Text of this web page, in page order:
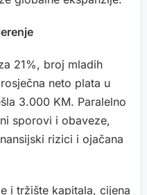
21%, broj mladih
neto plata u
3.000 KM. Paralelno
sporovi i obaveze,
rizici i ojačana
i tržište kapitala, cijena